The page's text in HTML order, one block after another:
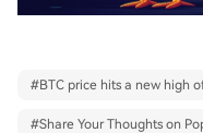
#BTC price hits a new high
#Share Your Thoughts on